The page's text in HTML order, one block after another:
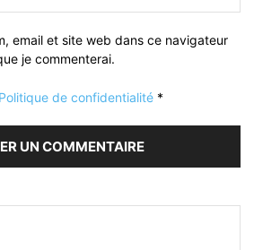
email et site web dans ce navigateur
je commenterai.
Politique de confidentialité *